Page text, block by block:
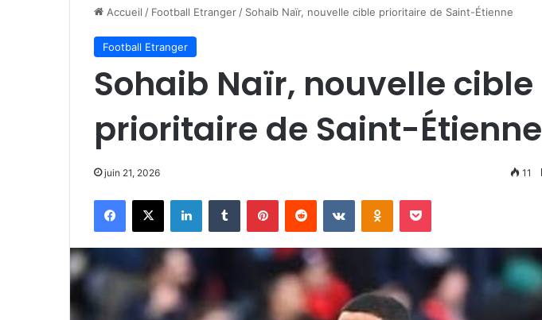
Accueil / Football Etranger / Sohaib Naïr, nouvelle cible prioritaire de Saint-Étienne
Football Etranger
Sohaib Naïr, nouvelle cible
prioritaire de Saint-Étienne
juin 21, 2026 11
Facebook
X LinkedinTumblr PinterestReddit VKontakteOdnoklassniki
Pocket